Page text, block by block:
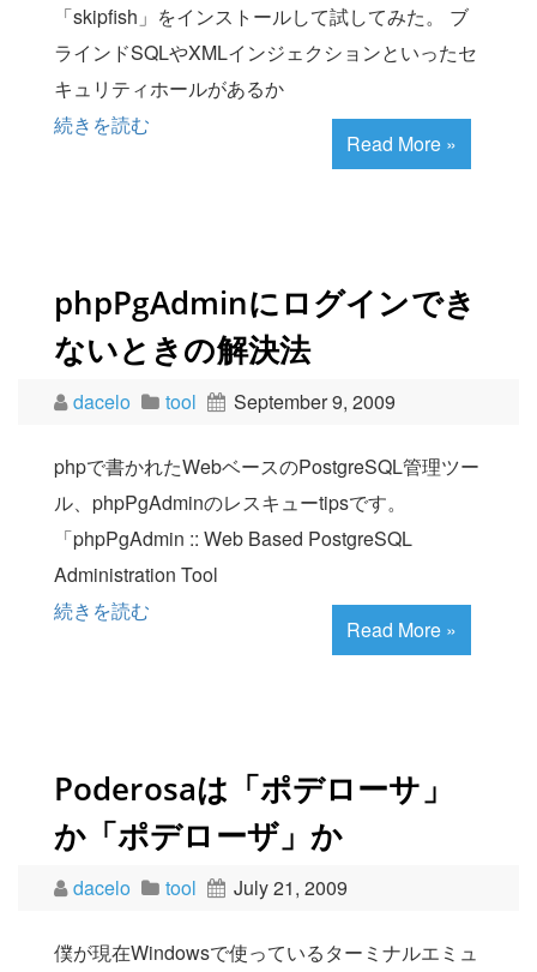
「skipfish」をインストールして試してみた。 ブ
ラインドSQLやXMLインジェクションといったセ
キュリティホールがあるか
Read More »
続きを読む
phpPgAdminにログインでき
ないときの解決法
dacelo tool September 9, 2009
phpで書かれたWebベースのPostgreSQL管理ツー
ル、phpPgAdminのレスキューtipsです。
「phpPgAdmin :: Web Based PostgreSQL
Administration Tool
Read More »
続きを読む
Poderosaは「ポデローサ」
か「ポデローザ」か
dacelo tool July 21, 2009
僕が現在Windowsで使っているターミナルエミュ